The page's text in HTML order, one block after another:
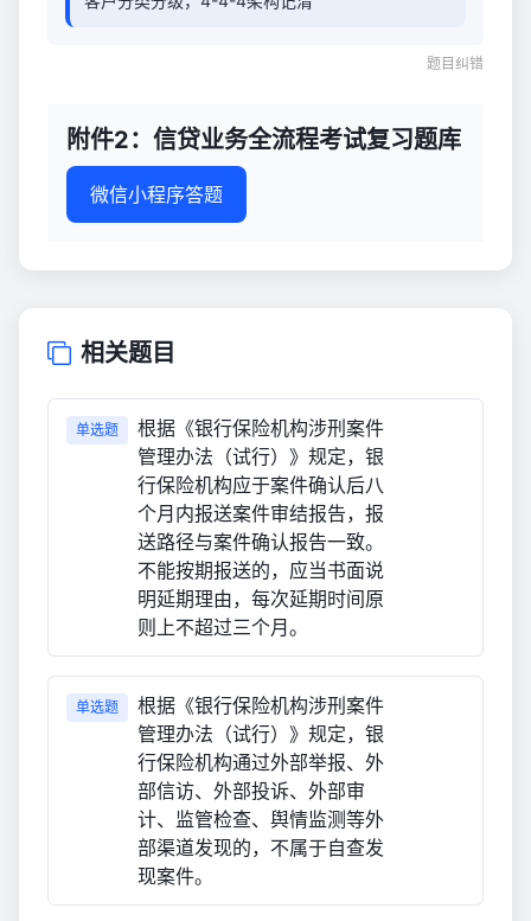
题目纠错
附件2：信贷业务全流程考试复习题库
微信小程序答题
相关题目
单选题
根据《银行保险机构涉刑案件
管理办法（试行）》规定，银
行保险机构应于案件确认后八
个月内报送案件审结报告，报
送路径与案件确认报告一致。
不能按期报送的，应当书面说
明延期理由，每次延期时间原
则上不超过三个月。
单选题
根据《银行保险机构涉刑案件
管理办法（试行）》规定，银
行保险机构通过外部举报、外
部信访、外部投诉、外部审
计、监管检查、舆情监测等外
部渠道发现的，不属于自查发
现案件。